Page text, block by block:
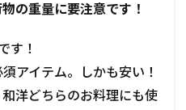
の重量に要注意です！
す！
アイテム。しかも安い！
洋どちらのお料理にも使